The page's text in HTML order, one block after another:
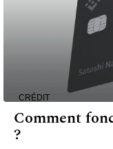
CRÉDIT
Comment
?